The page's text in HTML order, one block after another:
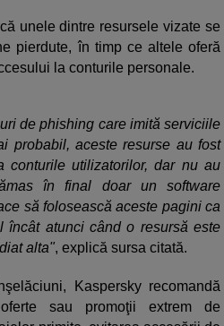
unele dintre resursele vizate se
pierdute, în timp ce altele oferă
la conturile personale.
de phishing care imită serviciile
probabil, aceste resurse au fost
conturile utilizatorilor, dar nu au
în final doar un software
să folosească aceste pagini ca
încât atunci când o resursă este
alta", explică sursa citată.
Kaspersky recomandă
sau promoţii extrem de